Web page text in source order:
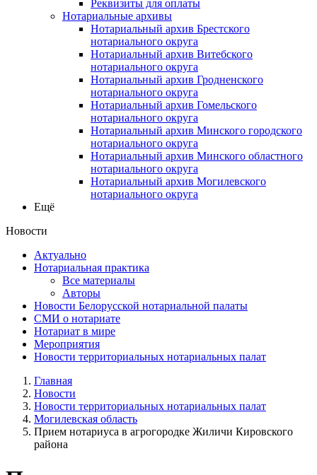
Реквизиты для оплаты
Нотариальные архивы
Нотариальный архив Брестского
нотариального округа
Нотариальный архив Витебского
нотариального округа
Нотариальный архив Гродненского
нотариального округа
Нотариальный архив Гомельского
нотариального округа
Нотариальный архив Минского городского
нотариального округа
Нотариальный архив Минского областного
нотариального округа
Нотариальный архив Могилевского
нотариального округа
Ещё
Новости
Актуально
Нотариальная практика
Все материалы
Авторы
Новости Белорусской нотариальной палаты
СМИ о нотариате
Нотариат в мире
Мероприятия
Новости территориальных нотариальных палат
Главная
Новости
Новости территориальных нотариальных палат
Могилевская область
Прием нотариуса в агрогородке Жиличи Кировского
района